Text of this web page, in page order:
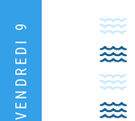
VENDREDI 9